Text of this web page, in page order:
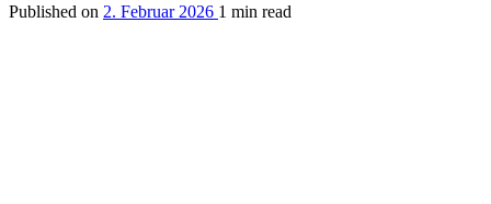
Published on 2. Februar 2026 1 min read